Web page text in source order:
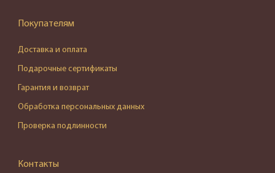
Покупателям
Доставка и оплата
Подарочные сертификаты
Гарантия и возврат
Обработка персональных данных
Проверка подлинности
Контакты